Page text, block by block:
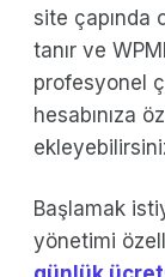
site çapında
tanır ve
profesyonel
hesabınıza
Başlamak
yönetimi